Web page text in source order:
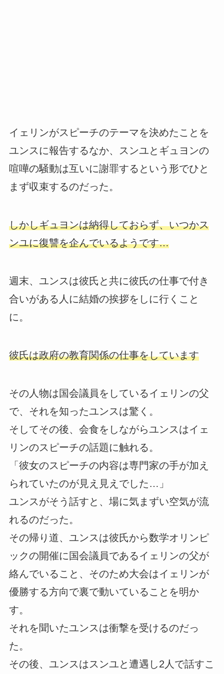
イェリンがスピーチのテーマを決めたことを
ユンスに報告するなか、スンユとギュヨンの
喧嘩の騒動は互いに謝罪するという形でひと
まず収束するのだった。
しかしギュヨンは納得しておらず、いつかス
ンユに復讐を企んでいるようです…
週末、ユンスは彼氏と共に彼氏の仕事で付き
合いがある人に結婚の挨拶をしに行くこと
に。
彼氏は政府の教育関係の仕事をしています
その人物は国会議員をしているイェリンの父
で、それを知ったユンスは驚く。
そしてその後、会食をしながらユンスはイェ
リンのスピーチの話題に触れる。
「彼女のスピーチの内容は専門家の手が加え
られていたのが見え見えでした…」
ユンスがそう話すと、場に気まずい空気が流
れるのだった。
その帰り道、ユンスは彼氏から数学オリンピ
ックの開催に国会議員であるイェリンの父が
絡んでいること、そのため大会はイェリンが
優勝する方向で裏で動いていることを明か
す。
それを聞いたユンスは衝撃を受けるのだっ
た。
その後、ユンスはスンユと遭遇し2人で話すこ